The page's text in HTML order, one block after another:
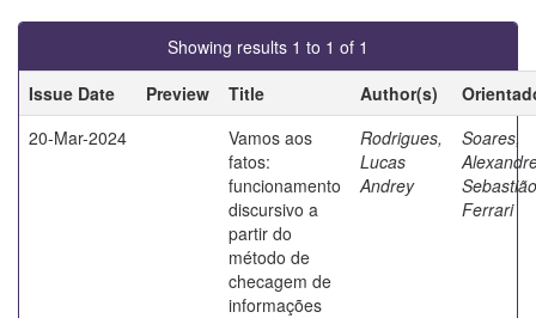
Showing results 1 to 1 of 1
Issue Date
Preview Title Author(s)
20-Mar-2024
Vamos aos
fatos:
funcionamento
discursivo a
partir do
método de
checagem de
informações
Rodrigues,
Lucas
Andrey
Soares,
Sebastião
Ferrari